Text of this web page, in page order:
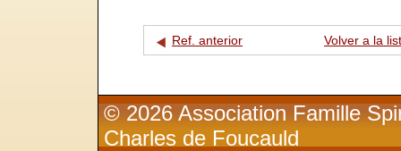
Ref. anterior Volver a la
© 2026 Association Famille
Charles de Foucauld